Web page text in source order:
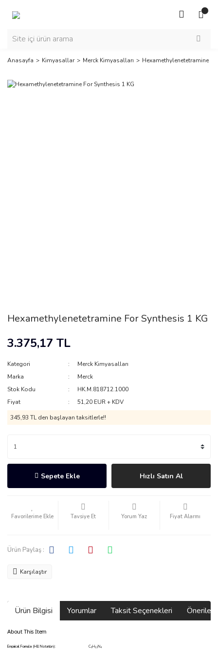
Anasayfa Kimyasallar Merck Kimyasalları Hexamethylenetetramine
Hexamethylenetetramine For Synthesis 1 KG
3.375,17 TL
Kategori
Merck Kimyasalları
Marka
Merck
Stok Kodu
HK.M.818712.1000
Fiyat
51,20 EUR + KDV
345,93 TL den başlayan taksitlerle!!
Sepete Ekle Hızlı Satın Al
Tavsiye Et Yorum Yaz Fiyat Alarmı
Ürün Paylaş :
Karşılaştır
Ürün Bilgisi Yorumlar Taksit Seçenekleri
About This Item
Empirical Formula (Hill Notation): C6H12N4